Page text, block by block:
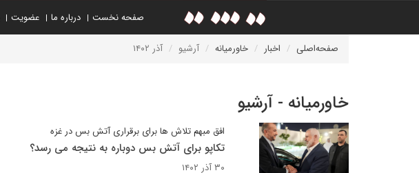
صفحه نخست درباره ما عضویت
صفحه‌اصلی اخبار خاورمیانه آرشیو آذر ۱۴۰۲
خاورمیانه - آرشیو
افق مبهم تلاش ها برای برقراری آتش بس در غزه
تکاپو برای آتش بس دوباره به نتیجه می رسد؟
۳۰ آذر ۱۴۰۲